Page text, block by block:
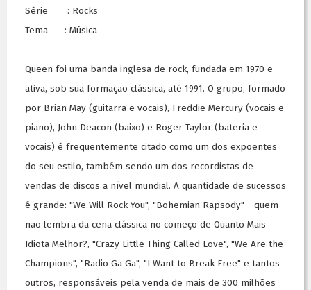
Série : Rocks
Tema : Música
Queen foi uma banda inglesa de rock, fundada em 1970 e
ativa, sob sua formação clássica, até 1991. O grupo, formado
por Brian May (guitarra e vocais), Freddie Mercury (vocais e
piano), John Deacon (baixo) e Roger Taylor (bateria e
vocais) é frequentemente citado como um dos expoentes
do seu estilo, também sendo um dos recordistas de
vendas de discos a nível mundial. A quantidade de sucessos
é grande: "We Will Rock You", "Bohemian Rapsody" - quem
não lembra da cena clássica no começo de Quanto Mais
Idiota Melhor?, "Crazy Little Thing Called Love", "We Are the
Champions", "Radio Ga Ga", "I Want to Break Free" e tantos
outros, responsáveis pela venda de mais de 300 milhões